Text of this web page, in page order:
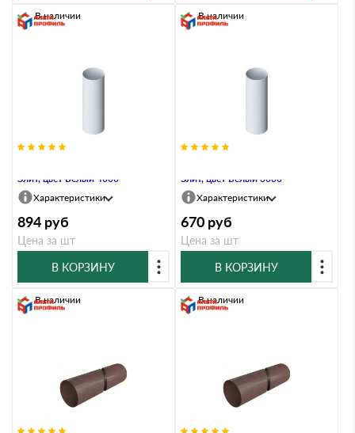
Элит, цвет Белый 4000
В наличии
Характеристики
894 руб
Цена за шт
В КОРЗИНУ
Элит, цвет Белый 3000
В наличии
Характеристики
670 руб
Цена за шт
В КОРЗИНУ
В наличии В наличии